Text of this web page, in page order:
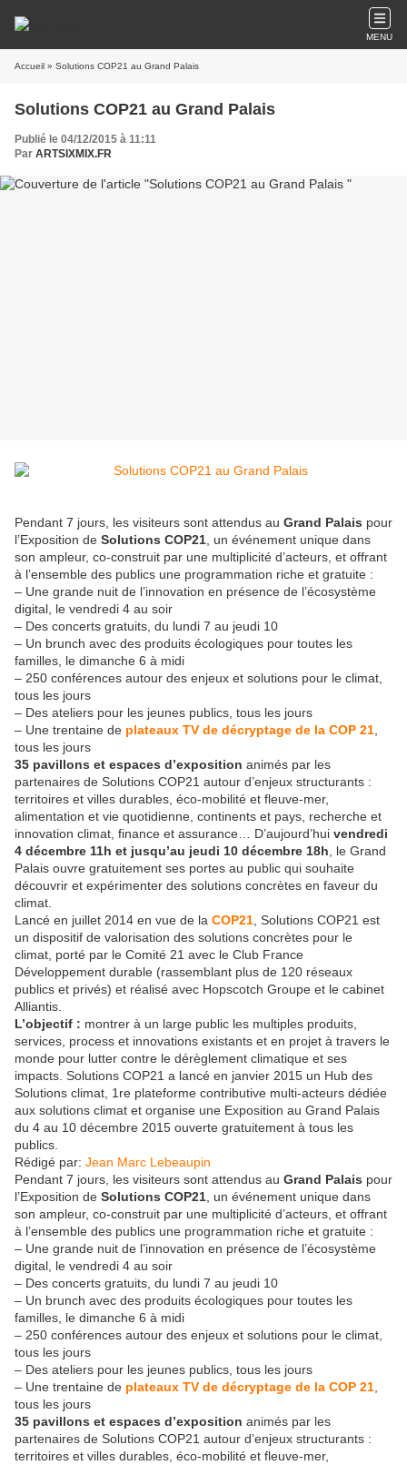
MENU
Accueil » Solutions COP21 au Grand Palais
Solutions COP21 au Grand Palais
Publié le 04/12/2015 à 11:11
Par ARTSIXMIX.FR
Pendant 7 jours, les visiteurs sont attendus au Grand Palais pour
l’Exposition de Solutions COP21 , un événement unique dans
son ampleur, co-construit par une multiplicité d’acteurs, et offrant
à l’ensemble des publics une programmation riche et gratuite :
– Une grande nuit de l’innovation en présence de l’écosystème
digital, le vendredi 4 au soir
– Des concerts gratuits, du lundi 7 au jeudi 10
– Un brunch avec des produits écologiques pour toutes les
familles, le dimanche 6 à midi
– 250 conférences autour des enjeux et solutions pour le climat,
tous les jours
– Des ateliers pour les jeunes publics, tous les jours
– Une trentaine de plateaux TV de décryptage de la COP 21
tous les jours
35 pavillons et espaces d’exposition animés par les
partenaires de Solutions COP21 autour d’enjeux structurants :
territoires et villes durables, éco-mobilité et fleuve-mer,
alimentation et vie quotidienne, continents et pays, recherche et
innovation climat, finance et assurance… D’aujourd’hui vendredi
4 décembre 11h et jusqu’au jeudi 10 décembre 18h , le Grand
Palais ouvre gratuitement ses portes au public qui souhaite
découvrir et expérimenter des solutions concrètes en faveur du
climat.
Lancé en juillet 2014 en vue de la COP21 , Solutions COP21 est
un dispositif de valorisation des solutions concrètes pour le
climat, porté par le Comité 21 avec le Club France
Développement durable (rassemblant plus de 120 réseaux
publics et privés) et réalisé avec Hopscotch Groupe et le cabinet
Alliantis.
L’objectif : montrer à un large public les multiples produits,
services, process et innovations existants et en projet à travers le
monde pour lutter contre le dérèglement climatique et ses
impacts. Solutions COP21 a lancé en janvier 2015 un Hub des
Solutions climat, 1re plateforme contributive multi-acteurs dédiée
aux solutions climat et organise une Exposition au Grand Palais
du 4 au 10 décembre 2015 ouverte gratuitement à tous les
publics.
Rédigé par: Jean Marc Lebeaupin
Pendant 7 jours, les visiteurs sont attendus au Grand Palais pour
l’Exposition de Solutions COP21 , un événement unique dans
son ampleur, co-construit par une multiplicité d’acteurs, et offrant
à l’ensemble des publics une programmation riche et gratuite :
– Une grande nuit de l’innovation en présence de l’écosystème
digital, le vendredi 4 au soir
– Des concerts gratuits, du lundi 7 au jeudi 10
– Un brunch avec des produits écologiques pour toutes les
familles, le dimanche 6 à midi
– 250 conférences autour des enjeux et solutions pour le climat,
tous les jours
– Des ateliers pour les jeunes publics, tous les jours
– Une trentaine de plateaux TV de décryptage de la COP 21
tous les jours
35 pavillons et espaces d’exposition animés par les
partenaires de Solutions COP21 autour d’enjeux structurants :
territoires et villes durables, éco-mobilité et fleuve-mer,